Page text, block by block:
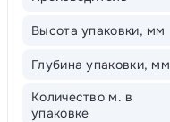
Высота упаковки, мм
Глубина упаковки, мм
Количество м. в
упаковке